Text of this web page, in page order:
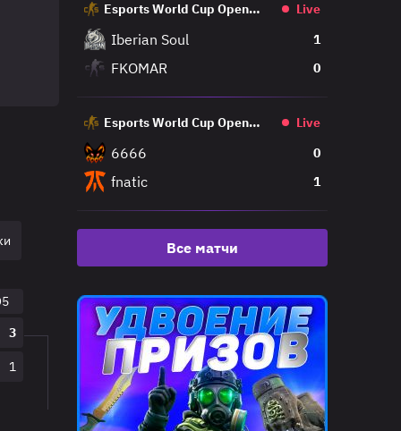
3
1
Esports World Cup Open
Live
Iberian Soul 1
FKOMAR 0
Esports World Cup Open
Live
6666 0
fnatic 1
Все матчи